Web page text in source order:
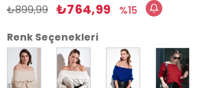
₺899,99 ₺764,99
15
Renk Seçenekleri